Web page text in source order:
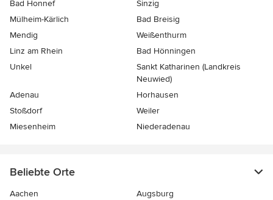
Bad Honnef
Sinzig
Mülheim-Kärlich
Bad Breisig
Mendig
Weißenthurm
Linz am Rhein
Bad Hönningen
Unkel
Sankt Katharinen (Landkreis
Neuwied)
Adenau
Horhausen
Stoßdorf
Weiler
Miesenheim
Niederadenau
Beliebte Orte
Aachen
Augsburg